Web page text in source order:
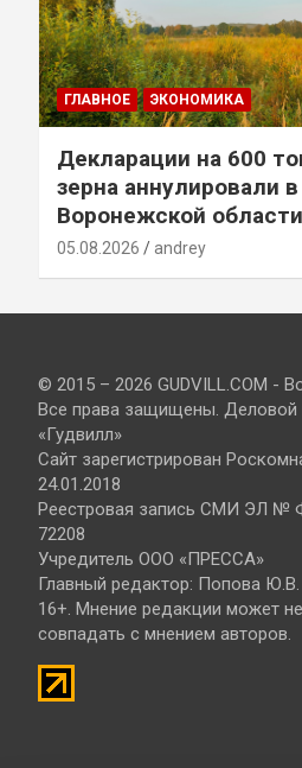
ГЛАВНОЕ ЭКОНОМИКА
Декларации на 600
зерна аннулировали в
Воронежской области
05.08.2026 andrey
© 2015 – 2026 GUDVILL.COM -
Все права защищены. Деловой
«Гудвилл»
Сайт зарегистрирован
24.01.2018
Реестровая запись СМИ ЭЛ №
72208
Учредитель ООО «ПРЕССА»
Главный редактор: Попова Ю.В.
16+. Мнение редакции может не
совпадать с мнением авторов.